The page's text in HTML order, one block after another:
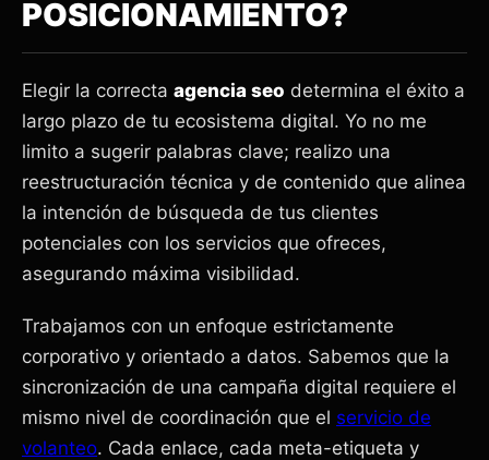
POSICIONAMIENTO?
Elegir la correcta agencia seo determina el éxito a
largo plazo de tu ecosistema digital. Yo no me
limito a sugerir palabras clave; realizo una
reestructuración técnica y de contenido que alinea
la intención de búsqueda de tus clientes
potenciales con los servicios que ofreces,
asegurando máxima visibilidad.
Trabajamos con un enfoque estrictamente
corporativo y orientado a datos. Sabemos que la
sincronización de una campaña digital requiere el
mismo nivel de coordinación que el servicio de
volanteo. Cada enlace, cada meta-etiqueta y